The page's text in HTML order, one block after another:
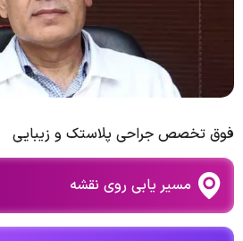
فوق تخصص جراحی پلاستک و زیبایی
مسیر یابی روی نقشه